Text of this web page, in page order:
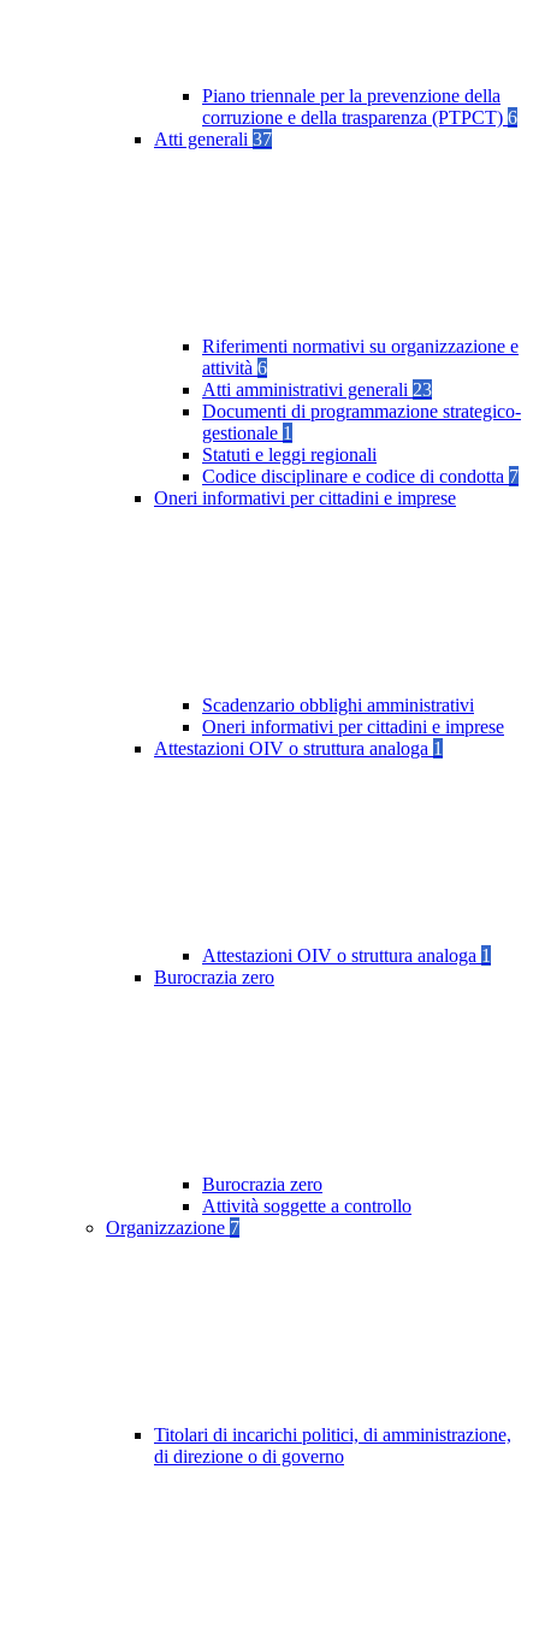
Piano triennale per la prevenzione della
corruzione e della trasparenza (PTPCT) 6
Atti generali 37
Riferimenti normativi su organizzazione e
attività 6
Atti amministrativi generali 23
Documenti di programmazione strategico-
gestionale 1
Statuti e leggi regionali
Codice disciplinare e codice di condotta 7
Oneri informativi per cittadini e imprese
Scadenzario obblighi amministrativi
Oneri informativi per cittadini e imprese
Attestazioni OIV o struttura analoga 1
Attestazioni OIV o struttura analoga 1
Burocrazia zero
Burocrazia zero
Attività soggette a controllo
Organizzazione 7
Titolari di incarichi politici, di amministrazione,
di direzione o di governo